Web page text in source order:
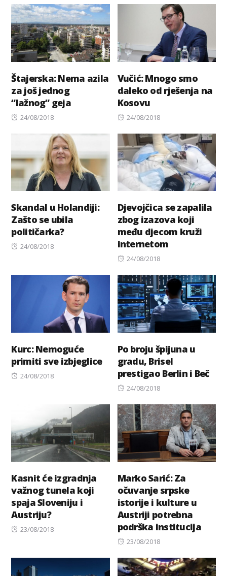
Štajerska: Nema azila
za još jednog
“lažnog” geja
Posted
24/08/2018
Vučić: Mnogo smo
daleko od rješenja na
Kosovu
Posted
24/08/2018
Skandal u Holandiji:
Zašto se ubila
političarka?
Posted
24/08/2018
Djevojčica se zapalila
zbog izazova koji
među djecom kruži
internetom
Posted
24/08/2018
Kurc: Nemoguće
primiti sve izbjeglice
Posted
24/08/2018
Po broju špijuna u
gradu, Brisel
prestigao Berlin i Beč
Posted
24/08/2018
Kasnit će izgradnja
važnog tunela koji
spaja Sloveniju i
Austriju?
Posted
23/08/2018
Marko Sarić: Za
očuvanje srpske
istorije i kulture u
Austriji potrebna
podrška institucija
Posted
23/08/2018